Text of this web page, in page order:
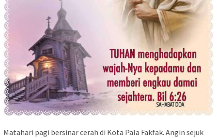
Matahari pagi bersinar cerah di Kota Pala Fakfak. Angin sejuk